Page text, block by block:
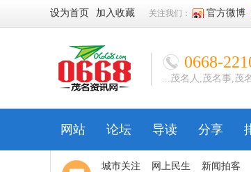
设为首页 加入收藏 关注我们： 官方微博
0668-
...茂名人,茂名事,茂
网站 论坛 导读 分享
城市关注 网上民生
新闻拍客